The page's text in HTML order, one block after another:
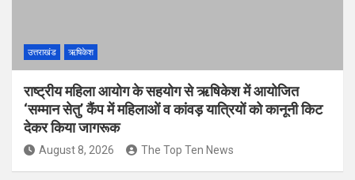
उत्तराखंड ऋषिकेश
राष्ट्रीय महिला आयोग के सहयोग से ऋषिकेश में आयोजित
‘सम्मान सेतु’ कैंप में महिलाओं व कांवड़ यात्रियों को कानूनी किट
देकर किया जागरूक
August 8, 2026 The Top Ten News